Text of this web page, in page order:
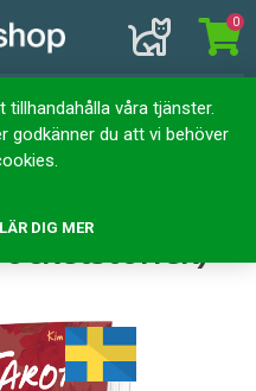
våra tjänster.
godkänner du att vi behöver
LÄR DIG MER
0
tarot (pocketstorlek)
bok + Waite